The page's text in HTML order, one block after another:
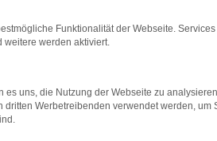
bestimmter Seiten
beheben.
auf dem neuesten Stand sind.
kann auch dazu führen, dass
uns bitte. Wir werden
Funktionalität der Webseite.
weitere werden aktiviert.
es uns, die Nutzung der Webseite zu
dritten Werbetreibenden verwendet werden,